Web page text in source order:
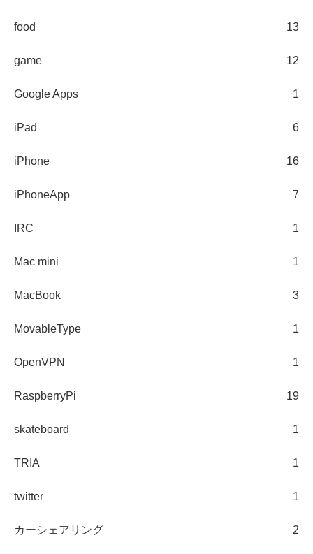
food 13
game 12
Google Apps 1
iPad 6
iPhone 16
iPhoneApp 7
IRC 1
Mac mini 1
MacBook 3
MovableType 1
OpenVPN 1
RaspberryPi 19
skateboard 1
TRIA 1
twitter 1
カーシェアリング 2